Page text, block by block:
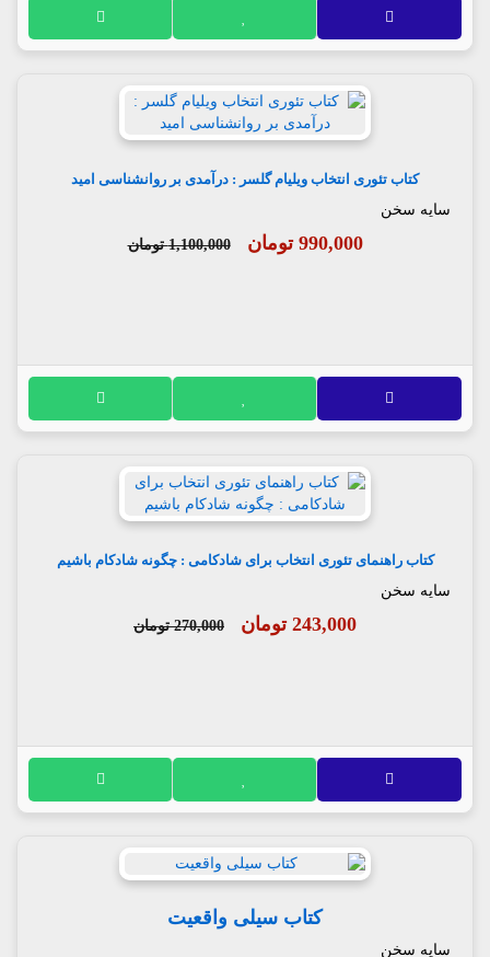
کتاب تئوری انتخاب ویلیام گلسر : درآمدی بر روانشناسی امید
سایه سخن
990,000 تومان 1,100,000 تومان
کتاب راهنمای تئوری انتخاب برای شادکامی : چگونه شادکام باشیم
سایه سخن
243,000 تومان 270,000 تومان
کتاب سیلی واقعیت
سایه سخن